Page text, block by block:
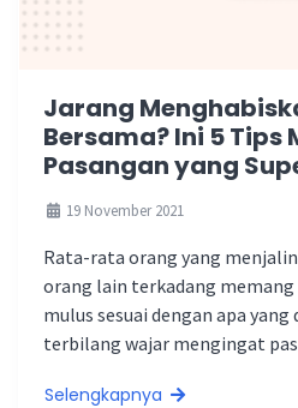
Jarang
Bersama? Ini 5 Tips
Pasangan yang
19 November 2021
Rata-rata orang yang
orang lain terkadang
mulus sesuai dengan apa
terbilang wajar mengingat
Selengkapnya